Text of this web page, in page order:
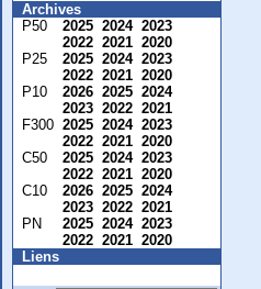
Archives
P50
2025 2024 2023
2022 2021 2020
P25
2025 2024 2023
2022 2021 2020
P10
2026 2025 2024
2023 2022 2021
F300 2025 2024 2023
2022 2021 2020
C50
2025 2024 2023
2022 2021 2020
C10
2026 2025 2024
2023 2022 2021
PN
2025 2024 2023
2022 2021 2020
Liens